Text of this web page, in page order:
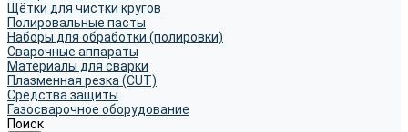
Щётки для чистки кругов
Полировальные пасты
Наборы для обработки (полировки)
Сварочные аппараты
Материалы для сварки
Плазменная резка (CUT)
Средства защиты
Газосварочное оборудование
Поиск